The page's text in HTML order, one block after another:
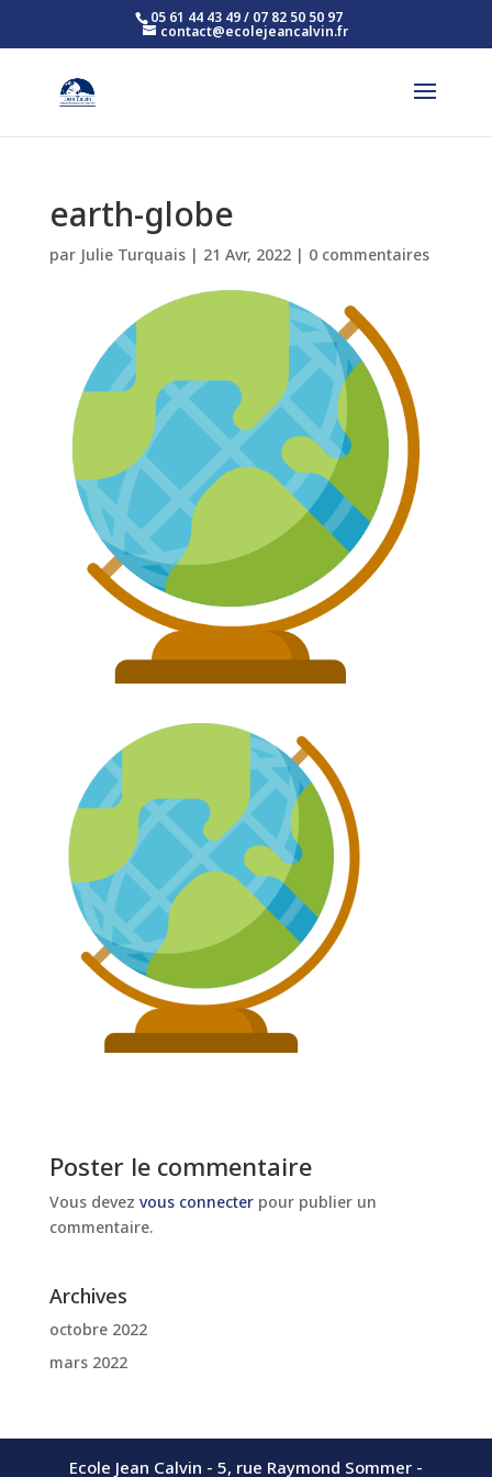
05 61 44 43 49 / 07 82 50 50 97
contact@ecolejeancalvin.fr
earth-globe
par Julie Turquais| 21 Avr, 2022| 0 commentaires
Poster le commentaire
Vous devez vous connecterpour publier un
commentaire.
Archives
octobre 2022
mars 2022
Ecole Jean Calvin - 5, rue Raymond Sommer -